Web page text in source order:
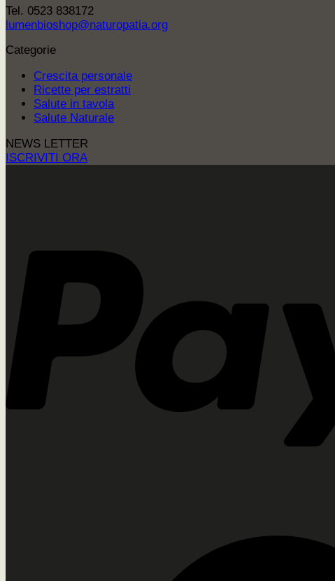
Tel. 0523 838172
lumenbioshop@naturopatia.org
Categorie
Crescita personale
Ricette per estratti
Salute in tavola
Salute Naturale
NEWS LETTER
ISCRIVITI ORA